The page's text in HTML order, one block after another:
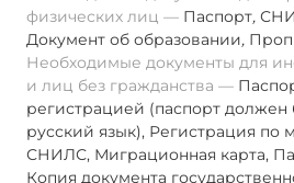
физических лиц
Паспорт,
Документ об образовании,
Необходимые документы для
и лиц без гражданства
регистрацией (паспорт должен
русский язык), Регистрация по
СНИЛС, Миграционная карта,
Копия документа